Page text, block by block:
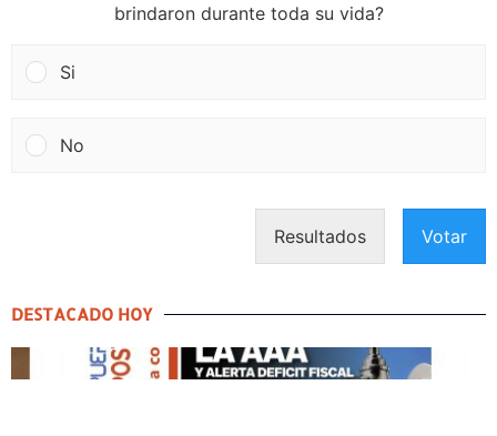
brindaron durante toda su vida?
Si
No
Resultados Votar
DESTACADO HOY